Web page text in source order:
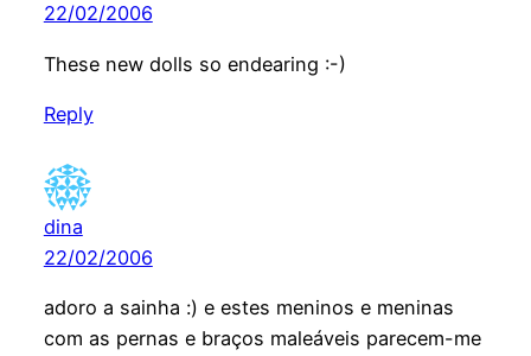
22/02/2006
These new dolls so endearing :-)
Reply
dina
22/02/2006
adoro a sainha :) e estes meninos e meninas
com as pernas e braços maleáveis parecem-me